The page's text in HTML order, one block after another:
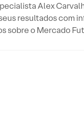
Alex
resultados com
sobre o Mercado